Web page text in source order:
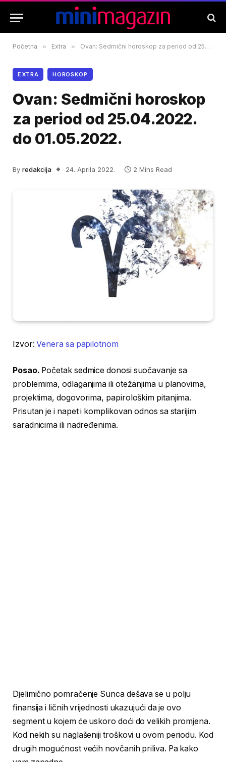
Početna » Extra » Ovan: Sedmični horoskop za period od 25.04.2022. do 01.05.2022.
EXTRA HOROSKOP
Ovan: Sedmični horoskop
za period od 25.04.2022.
do 01.05.2022.
By redakcija 24. Aprila 2022. 2 Mins Read
Izvor:Venera sa papilotnom
Posao. Početak sedmice donosi suočavanje sa
problemima, odlaganjima ili otežanjima u planovima,
projektima, dogovorima, papirološkim pitanjima.
Prisutan je i napet i komplikovan odnos sa starijim
saradnicima ili nadređenima.
Djelimično pomračenje Sunca dešava se u polju
finansija i ličnih vrijednosti ukazujući da je ovo
segment u kojem će uskoro doći do velikih promjena.
Kod nekih su naglašeniji troškovi u ovom periodu. Kod
drugih mogućnost većih novčanih priliva. Pa kako